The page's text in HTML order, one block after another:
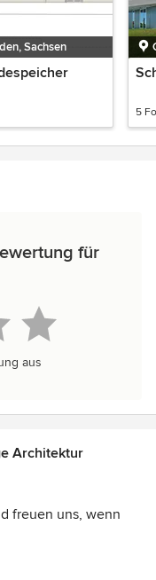
Sachsen
5
für
aus
Architektur
freuen uns, wenn
VIERPLUS-
Sie ebenfalls